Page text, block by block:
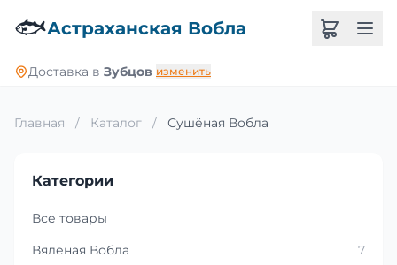
🐟Астраханская Вобла
Доставка в Зубцов изменить
Главная / Каталог / Сушёная Вобла
Категории
Все товары
Вяленая Вобла
7